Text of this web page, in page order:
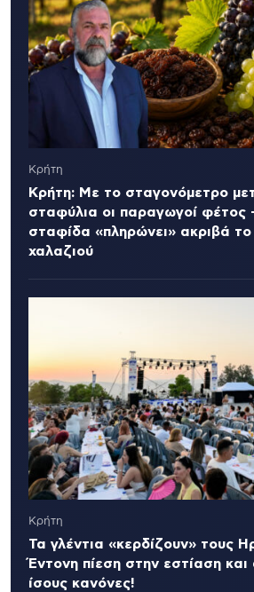
Κρήτη
Κρήτη: Με το σταγονόμετρο
σταφύλια οι παραγωγοί φέτος
σταφίδα «πληρώνει» ακριβά το
χαλαζιού
Κρήτη
Τα γλέντια «κερδίζουν» τους
Έντονη πίεση στην εστίαση και
ίσους κανόνες!